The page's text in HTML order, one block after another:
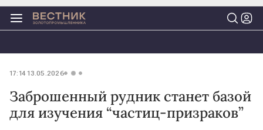
17:14 13.05.2026
Заброшенный рудник станет базой
для изучения “частиц-призраков”